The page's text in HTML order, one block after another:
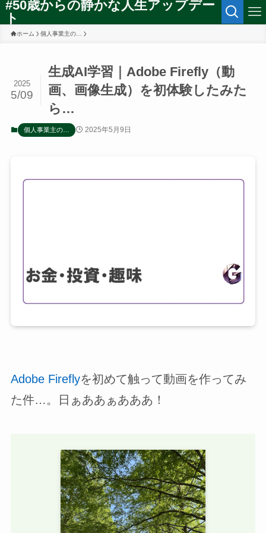
#50歳からの静かな人生アップデー
ト
ホーム 個人事業主の…
生成AI学習｜Adobe Firefly（動
画、画像生成）を初体験したみた
ら…
2025
5/09
個人事業主の… 2025年5月9日
Adobe Fireflyを初めて触って動画を作ってみ
た件…。日ぁああぁあああ！